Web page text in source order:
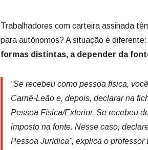
Trabalhadores com carteira assinada
para autônomos? A situação é diferente:
formas distintas, a depender da
“Se recebeu como pessoa física,
Carnê-Leão e, depois, declarar na
Pessoa Física/Exterior. Se recebeu
imposto na fonte. Nesse caso,
Pessoa Jurídica”, explica o